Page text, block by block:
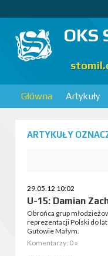
OKS
Główna Artykuły
ARTYKUŁY
29.05.12 10:02
U-15: Damian
Obrońca grup
reprezentacji Polski do
Gutowie Małym.
Komentarzy: 0 »